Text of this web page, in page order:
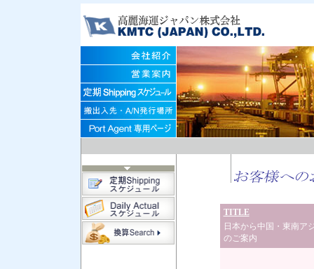
TITLE
日本から中国・東南ア
のご案内